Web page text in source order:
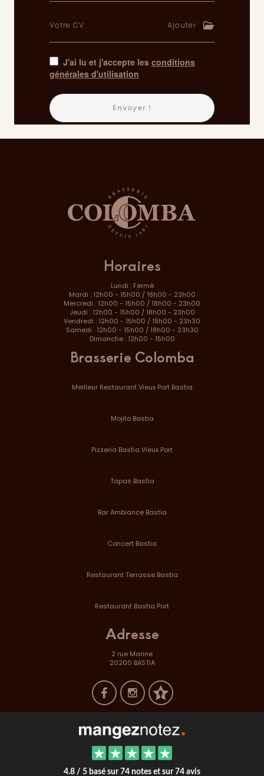
Votre CV Ajouter
J'ai lu et j'accepte les conditions
générales d'utilisation
Envoyer !
Horaires
Lundi : Fermé
Mardi : 12h00 - 15h00 / 18h00 - 23h00
Mercredi : 12h00 - 15h00 / 18h00 - 23h00
Jeudi : 12h00 - 15h00 / 18h00 - 23h00
Vendredi : 12h00 - 15h00 / 18h00 - 23h30
Samedi : 12h00 - 15h00 / 18h00 - 23h30
Dimanche : 12h00 - 15h00
Brasserie Colomba
Meilleur Restaurant Vieux Port Bastia
Mojito Bastia
Pizzeria Bastia Vieux Port
Tapas Bastia
Bar Ambiance Bastia
Concert Bastia
Restaurant Terrasse Bastia
Restaurant Bastia Port
Adresse
2 rue Marine
20200 BASTIA
4.8 / 5 basé sur 74 notes et sur 74 avis